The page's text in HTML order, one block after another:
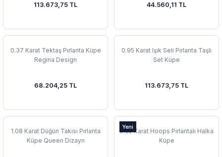
113.673,75 TL 44.560,11 TL
0.37 Karat Tektaş Pırlanta Küpe
Regina Design
68.204,25 TL
0.95 Karat Işık Seli Pırlanta Taşlı
Set Küpe
113.673,75 TL
1.08 Karat Düğün Takısı Pırlanta
Küpe Queen Dizayn
Yeni
0.35 Karat Hoops Pırlantalı Halka
Küpe